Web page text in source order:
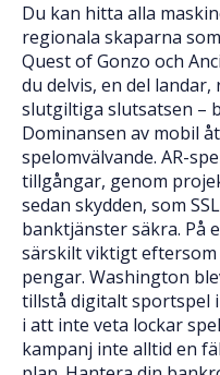
Du kan hitta alla
regionala skaparna
Quest of Gonzo och
du delvis, en del landar,
slutgiltiga slutsatsen –
Dominansen av mobil
spelomvälvande. AR-
tillgångar, genom
sedan skydden, som
banktjänster säkra. På
särskilt viktigt
pengar. Washington
tillstå digitalt sportspel
i att inte veta lockar
kampanj inte alltid en